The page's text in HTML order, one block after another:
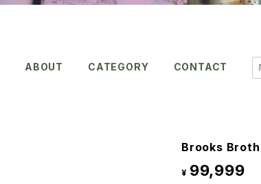
ABOUT CATEGORY CONTACT
Brooks
¥ 99,999